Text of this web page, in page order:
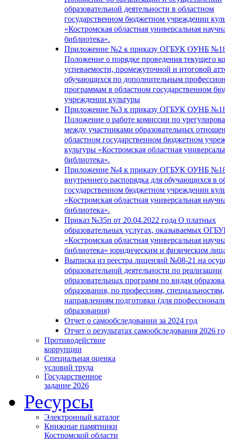
образовательной деятельности в областном
государственном бюджетном учреждении
«Костромская областная универсальная
библиотека».
Приложение №2 к приказу ОГБУК ОУНБ
Положение о порядке проведения текущего
успеваемости, промежуточной и итоговой
обучающихся по дополнительным
программам в областном государственном
учреждении культуры
Приложение №3 к приказу ОГБУК ОУНБ
Положение о работе комиссии по
между участниками образовательных
областном государственном бюджетном
культуры «Костромская областная
библиотека».
Приложение №4 к приказу ОГБУК ОУНБ
внутреннего распорядка для обучающихся в
государственном бюджетном учреждении
«Костромская областная универсальная
библиотека».
Приказ №35п от 20.04.2022 года О платных
образовательных услугах, оказываемых
«Костромская областная универсальная
библиотека» юридическим и физическим
Выписка из реестра лицензий №08-21 на
образовательной деятельности по реализации
образовательных программ по видам
образования, по профессиям, специальностям,
направлениям подготовки (для
образования)
Отчет о самообследовании за 2024 год
Отчет о результатах самообследования 2026
Противодействие
коррупции
Специальная оценка
условий труда
Государственное
задание 2026
Ресурсы
Электронный каталог
Книжные памятники
Костромской области